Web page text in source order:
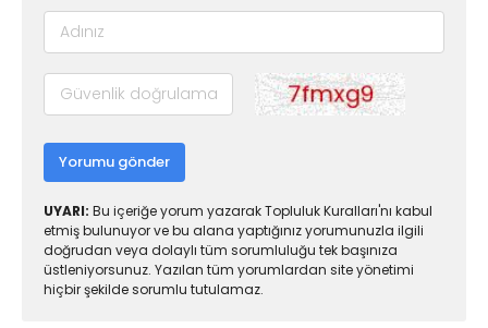
Yorumu gönder
UYARI: Bu içeriğe yorum yazarak Topluluk Kuralları'nı kabul
etmiş bulunuyor ve bu alana yaptığınız yorumunuzla ilgili
doğrudan veya dolaylı tüm sorumluluğu tek başınıza
üstleniyorsunuz. Yazılan tüm yorumlardan site yönetimi
hiçbir şekilde sorumlu tutulamaz.